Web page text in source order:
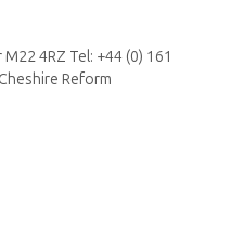
4RZ Tel: +44 (0) 161
Reform